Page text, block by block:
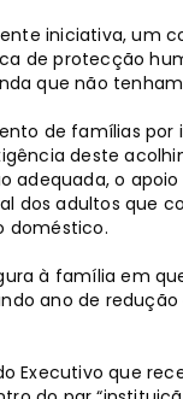
iniciativa, um
de protecção
que não
de famílias
deste
adequada, o
dos adultos que
doméstico.
à família em
ano de
Executivo que